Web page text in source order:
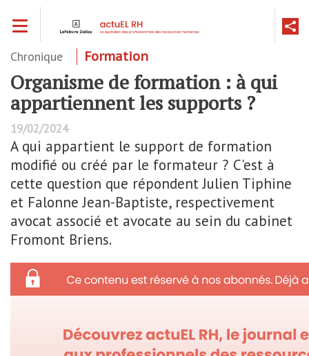
contenu
Chronique Formation
Organisme de formation : à qui
appartiennent les supports ?
19/02/2024
A qui appartient le support de formation
modifié ou créé par le formateur ? C'est à
cette question que répondent Julien Tiphine
et Falonne Jean-Baptiste, respectivement
avocat associé et avocate au sein du cabinet
Fromont Briens.